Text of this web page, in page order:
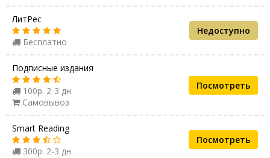
ЛитРес
Бесплатно
Недоступно
Подписные издания
100р. 2-3 дн.
Самовывоз
Посмотреть
Smart Reading
300р. 2-3 дн.
Посмотреть